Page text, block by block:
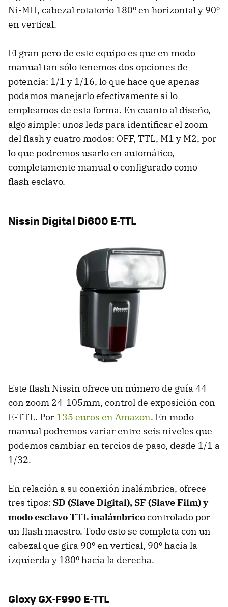
Ni-MH, cabezal rotatorio 180º en horizontal y 90º
en vertical.
El gran pero de este equipo es que en modo
manual tan sólo tenemos dos opciones de
potencia: 1/1 y 1/16, lo que hace que apenas
podamos manejarlo efectivamente si lo
empleamos de esta forma. En cuanto al diseño,
algo simple: unos leds para identificar el zoom
del flash y cuatro modos: OFF, TTL, M1 y M2, por
lo que podremos usarlo en automático,
completamente manual o configurado como
flash esclavo.
Nissin Digital Di600 E-TTL
Este flash Nissin ofrece un número de guía 44
con zoom 24-105mm, control de exposición con
E-TTL. Por 135 euros en Amazon. En modo
manual podremos variar entre seis niveles que
podemos cambiar en tercios de paso, desde 1/1 a
1/32.
En relación a su conexión inalámbrica, ofrece
tres tipos: SD (Slave Digital), SF (Slave Film) y
modo esclavo TTL inalámbricocontrolado por
un flash maestro. Todo esto se completa con un
cabezal que gira 90º en vertical, 90º hacia la
izquierda y 180º hacia la derecha.
Gloxy GX-F990 E-TTL